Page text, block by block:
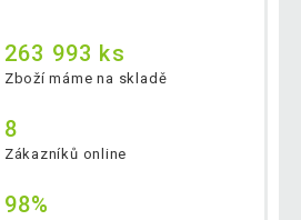
263 993 ks
Zboží máme na skladě
8
Zákazníků online
98%